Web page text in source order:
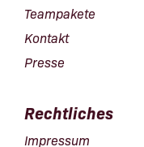
Teampakete
Kontakt
Presse
Rechtliches
Impressum